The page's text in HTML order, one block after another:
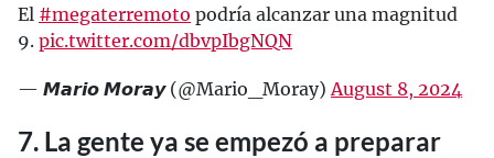
El #megaterremoto podría alcanzar una magnitud
9. pic.twitter.com/dbvpIbgNQN
— 𝙈𝙖𝙧𝙞𝙤 𝙈𝙤𝙧𝙖𝙮 (@Mario_Moray) August 8, 2024
7. La gente ya se empezó a preparar